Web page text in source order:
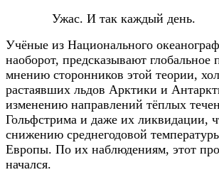
Ужас. И так каждый день.
Учёные из Национального
наоборот, предсказывают глобальное
мнению сторонников этой теории,
растаявших льдов Арктики и
изменению направлений тёплых
Гольфстрима и даже их ликвидации,
снижению среднегодовой
Европы. По их наблюдениям, этот
начался.